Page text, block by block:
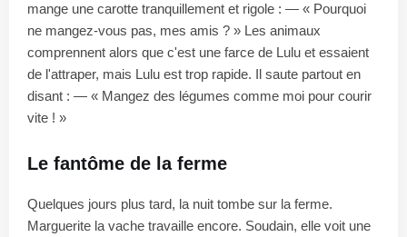
mange une carotte tranquillement et rigole : — « Pourquoi
ne mangez-vous pas, mes amis ? » Les animaux
comprennent alors que c'est une farce de Lulu et essaient
de l'attraper, mais Lulu est trop rapide. Il saute partout en
disant : — « Mangez des légumes comme moi pour courir
vite ! »
Le fantôme de la ferme
Quelques jours plus tard, la nuit tombe sur la ferme.
Marguerite la vache travaille encore. Soudain, elle voit une